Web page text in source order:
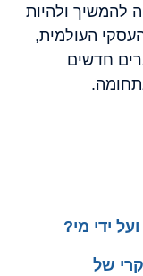
להמשיך ולהיות
העולמית,
חדשים
ידי מי?
של